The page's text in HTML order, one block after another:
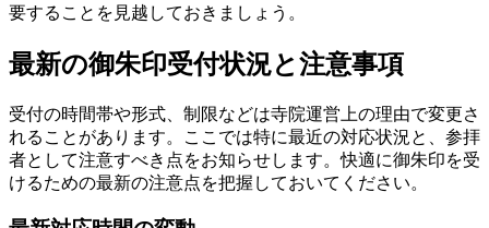
要することを見越しておきましょう。
最新の御朱印受付状況と注意事項
受付の時間帯や形式、制限などは寺院運営上の理由で変更さ
れることがあります。ここでは特に最近の対応状況と、参拝
者として注意すべき点をお知らせします。快適に御朱印を受
けるための最新の注意点を把握しておいてください。